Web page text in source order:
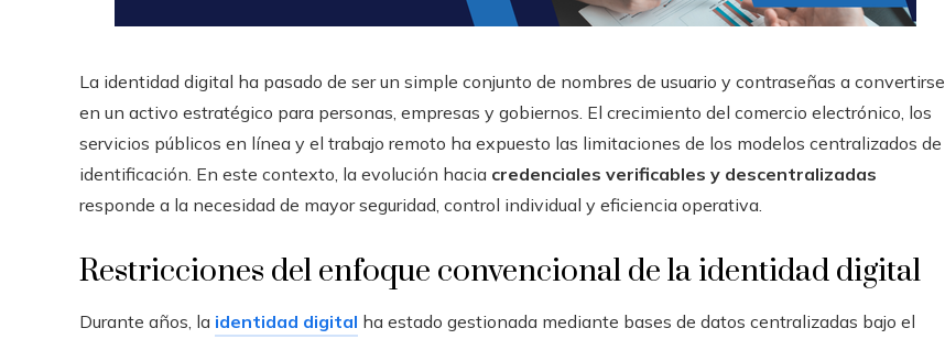
La identidad digital ha pasado de ser un simple conjunto de nombres de usuario y contraseñas a convertirse
en un activo estratégico para personas, empresas y gobiernos. El crecimiento del comercio electrónico, los
servicios públicos en línea y el trabajo remoto ha expuesto las limitaciones de los modelos centralizados de
identificación. En este contexto, la evolución hacia credenciales verificables y descentralizadas
responde a la necesidad de mayor seguridad, control individual y eficiencia operativa.
Restricciones del enfoque convencional de la identidad digital
Durante años, la identidad digital ha estado gestionada mediante bases de datos centralizadas bajo el